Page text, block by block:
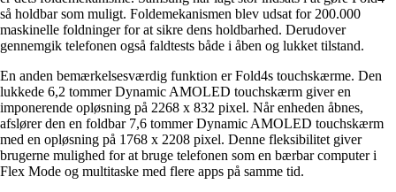
så holdbar som muligt. Foldemekanismen blev udsat for 200.000
maskinelle foldninger for at sikre dens holdbarhed. Derudover
gennemgik telefonen også faldtests både i åben og lukket tilstand.
En anden bemærkelsesværdig funktion er Fold4s touchskærme. Den
lukkede 6,2 tommer Dynamic AMOLED touchskærm giver en
imponerende opløsning på 2268 x 832 pixel. Når enheden åbnes,
afslører den en foldbar 7,6 tommer Dynamic AMOLED touchskærm
med en opløsning på 1768 x 2208 pixel. Denne fleksibilitet giver
brugerne mulighed for at bruge telefonen som en bærbar computer i
Flex Mode og multitaske med flere apps på samme tid.